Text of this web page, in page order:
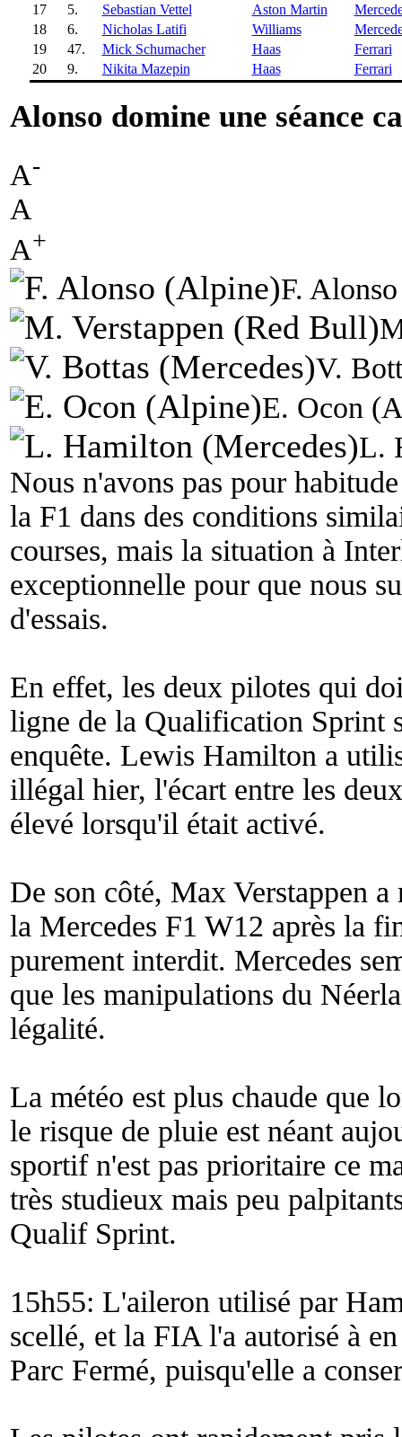
17
5. Sebastian Vettel Aston Martin
18
6. Nicholas Latifi Williams
19
47. Mick Schumacher Haas
Ferrari
20
9. Nikita Mazepin Haas Ferrari
Alonso domine une séance
A-
A
A+
F.
V.
E. Ocon
L.
Nous n'avons pas pour
la F1 dans des conditions
courses, mais la situation à
exceptionnelle pour que nous
d'essais.
En effet, les deux pilotes qui
ligne de la Qualification Sprint
enquête. Lewis Hamilton a
illégal hier, l'écart entre les
élevé lorsqu'il était activé.
De son côté, Max Verstappen
la Mercedes F1 W12 après la
purement interdit. Mercedes
que les manipulations du
légalité.
La météo est plus chaude que
le risque de pluie est néant
sportif n'est pas prioritaire ce
très studieux mais peu
Qualif Sprint.
15h55: L'aileron utilisé par
scellé, et la FIA l'a autorisé à
Parc Fermé, puisqu'elle a